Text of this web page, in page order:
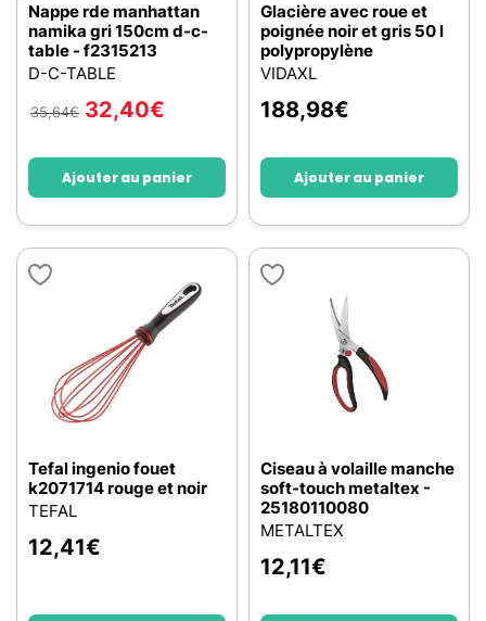
Nappe rde manhattan
namika gri 150cm d-c-
table - f2315213
D-C-TABLE
35,64€ 32,40€
Ajouter au panier
Glacière avec roue et
poignée noir et gris 50 l
polypropylène
VIDAXL
188,98€
Ajouter au panier
Tefal ingenio fouet
k2071714 rouge et noir
TEFAL
12,41€
Ciseau à volaille manche
soft-touch metaltex -
25180110080
METALTEX
12,11€